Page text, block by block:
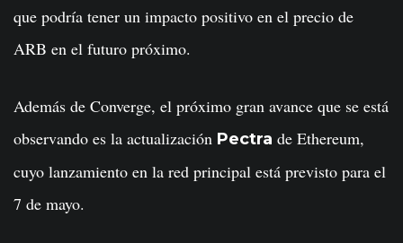
que podría tener un impacto positivo en el precio de
ARB en el futuro próximo.
Además de Converge, el próximo gran avance que se está
observando es la actualización Pectra de Ethereum,
cuyo lanzamiento en la red principal está previsto para el
7 de mayo.